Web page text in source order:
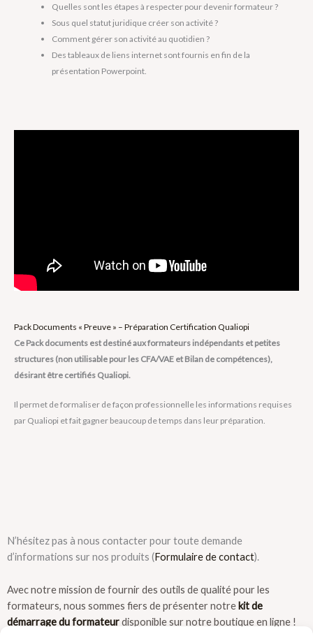
Quelles sont les étapes à respecter pour devenir formateur ?
Sous quel statut juridique créer son activité ?
Comment gérer son activité au quotidien ?
Des tableaux de liens internet sont fournis en fin de la
présentation Powerpoint.
Pack Documents « Preuve » – Préparation Certification Qualiopi
Ce Pack documents est destiné aux formateurs indépendants et petites
structures (non utilisable pour les CFA/VAE et Bilan de compétences),
désirant être certifiés Qualiopi.
Il permet de formaliser de façon professionnelle les informations requises
par Qualiopi et fait gagner beaucoup de temps dans leur préparation.
N’hésitez pas à nous contacter pour toute demande
d’informations sur nos produits (Formulaire de contact).
Avec notre mission de fournir des outils de qualité pour les
formateurs, nous sommes fiers de présenter notrekit de
démarrage du formateurdisponible sur notre boutique en ligne !